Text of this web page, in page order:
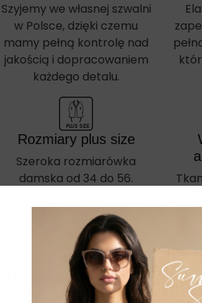
Szyjemy we własnej szwalni
w Polsce, dzięki czemu
mamy pełną kontrolę nad
jakością i dopracowaniem
każdego detalu.
PLUS  SIZE
Rozmiary plus size
Szeroka rozmiarówka
damska od 34 do 56.
Podobne produkty